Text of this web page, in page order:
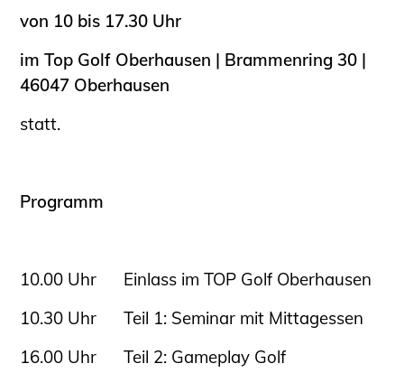
von 10 bis 17.30 Uhr
im Top Golf Oberhausen | Brammenring 30 |
46047 Oberhausen
statt.
Programm
10.00 Uhr Einlass im TOP Golf Oberhausen
10.30 Uhr Teil 1: Seminar mit Mittagessen
16.00 Uhr Teil 2: Gameplay Golf